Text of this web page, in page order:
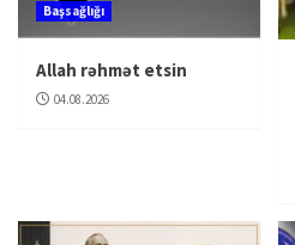
Başsağlığı
Allah rəhmət etsin
04.08.2026